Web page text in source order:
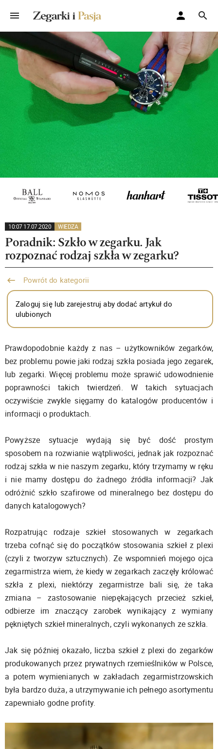
10:07 17.07.2020 WIEDZA
Poradnik: Szkło w zegarku. Jak
rozpoznać rodzaj szkła w zegarku?
Powrót do kategorii
Zaloguj się lub zarejestruj aby dodać artykuł do
ulubionych
Prawdopodobnie każdy z nas – użytkowników zegarków,
bez problemu powie jaki rodzaj szkła posiada jego zegarek,
lub zegarki. Więcej problemu może sprawić udowodnienie
poprawności takich twierdzeń. W takich sytuacjach
oczywiście zwykle sięgamy do katalogów producentów i
informacji o produktach.
Powyższe sytuacje wydają się być dość prostym
sposobem na rozwianie wątpliwości, jednak jak rozpoznać
rodzaj szkła w nie naszym zegarku, który trzymamy w ręku
i nie mamy dostępu do żadnego źródła informacji? Jak
odróżnić szkło szafirowe od mineralnego bez dostępu do
danych katalogowych?
Rozpatrując rodzaje szkieł stosowanych w zegarkach
trzeba cofnąć się do początków stosowania szkieł z plexi
(czyli z tworzyw sztucznych). Ze wspomnień mojego ojca
zegarmistrza wiem, że kiedy w zegarkach zaczęły królować
szkła z plexi, niektórzy zegarmistrze bali się, że taka
zmiana – zastosowanie niepękających przecież szkieł,
odbierze im znaczący zarobek wynikający z wymiany
pękniętych szkieł mineralnych, czyli wykonanych ze szkła.
Jak się później okazało, liczba szkieł z plexi do zegarków
produkowanych przez prywatnych rzemieślników w Polsce,
a potem wymienianych w zakładach zegarmistrzowskich
była bardzo duża, a utrzymywanie ich pełnego asortymentu
zapewniało godne profity.